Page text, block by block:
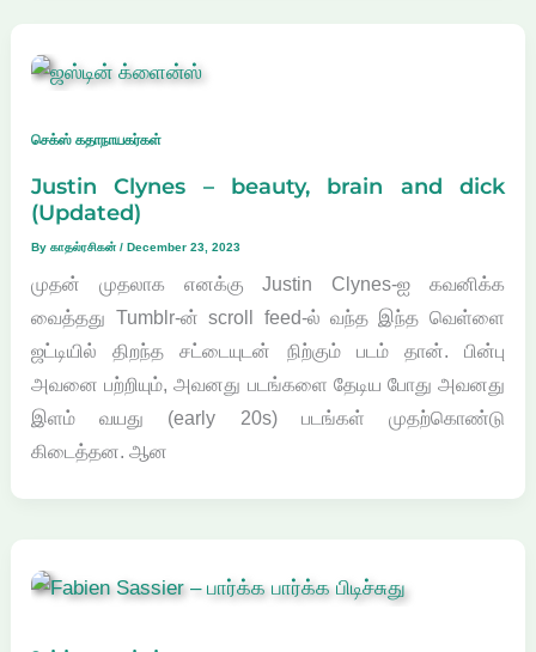
செக்ஸ் கதாநாயகர்கள்
Justin Clynes – beauty, brain and dick
(Updated)
Byகாதல்ரசிகன்/December 23, 2023
முதன் முதலாக எனக்கு Justin Clynes-ஐ கவனிக்க
வைத்தது Tumblr-ன் scroll feed-ல் வந்த இந்த வெள்ளை
ஜட்டியில் திறந்த சட்டையுடன் நிற்கும் படம் தான். பின்பு
அவனை பற்றியும், அவனது படங்களை தேடிய போது அவனது
இளம் வயது (early 20s) படங்கள் முதற்கொண்டு
கிடைத்தன. ஆன